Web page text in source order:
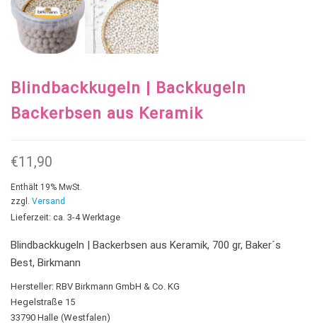
Blindbackkugeln | Backkugeln
Backerbsen aus Keramik
€11,90
Enthält 19% MwSt.
zzgl. Versand
Lieferzeit: ca. 3-4 Werktage
Blindbackkugeln | Backerbsen aus Keramik, 700 gr, Baker´s
Best, Birkmann
Hersteller: RBV Birkmann GmbH & Co. KG
Hegelstraße 15
33790 Halle (Westfalen)